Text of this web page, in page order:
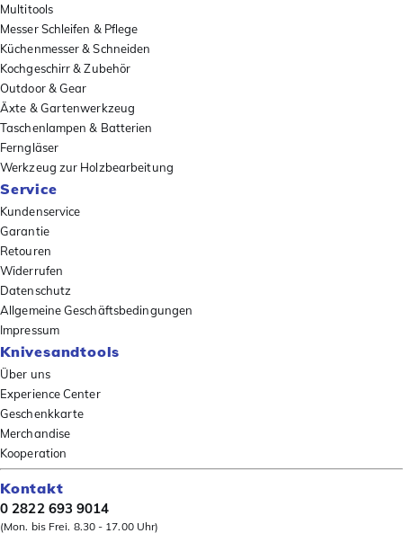
Multitools
Messer Schleifen & Pflege
Küchenmesser & Schneiden
Kochgeschirr & Zubehör
Outdoor & Gear
Äxte & Gartenwerkzeug
Taschenlampen & Batterien
Ferngläser
Werkzeug zur Holzbearbeitung
Service
Kundenservice
Garantie
Retouren
Widerrufen
Datenschutz
Allgemeine Geschäftsbedingungen
Impressum
Knivesandtools
Über uns
Experience Center
Geschenkkarte
Merchandise
Kooperation
Kontakt
0 2822 693 9014
(Mon. bis Frei. 8.30 - 17.00 Uhr)